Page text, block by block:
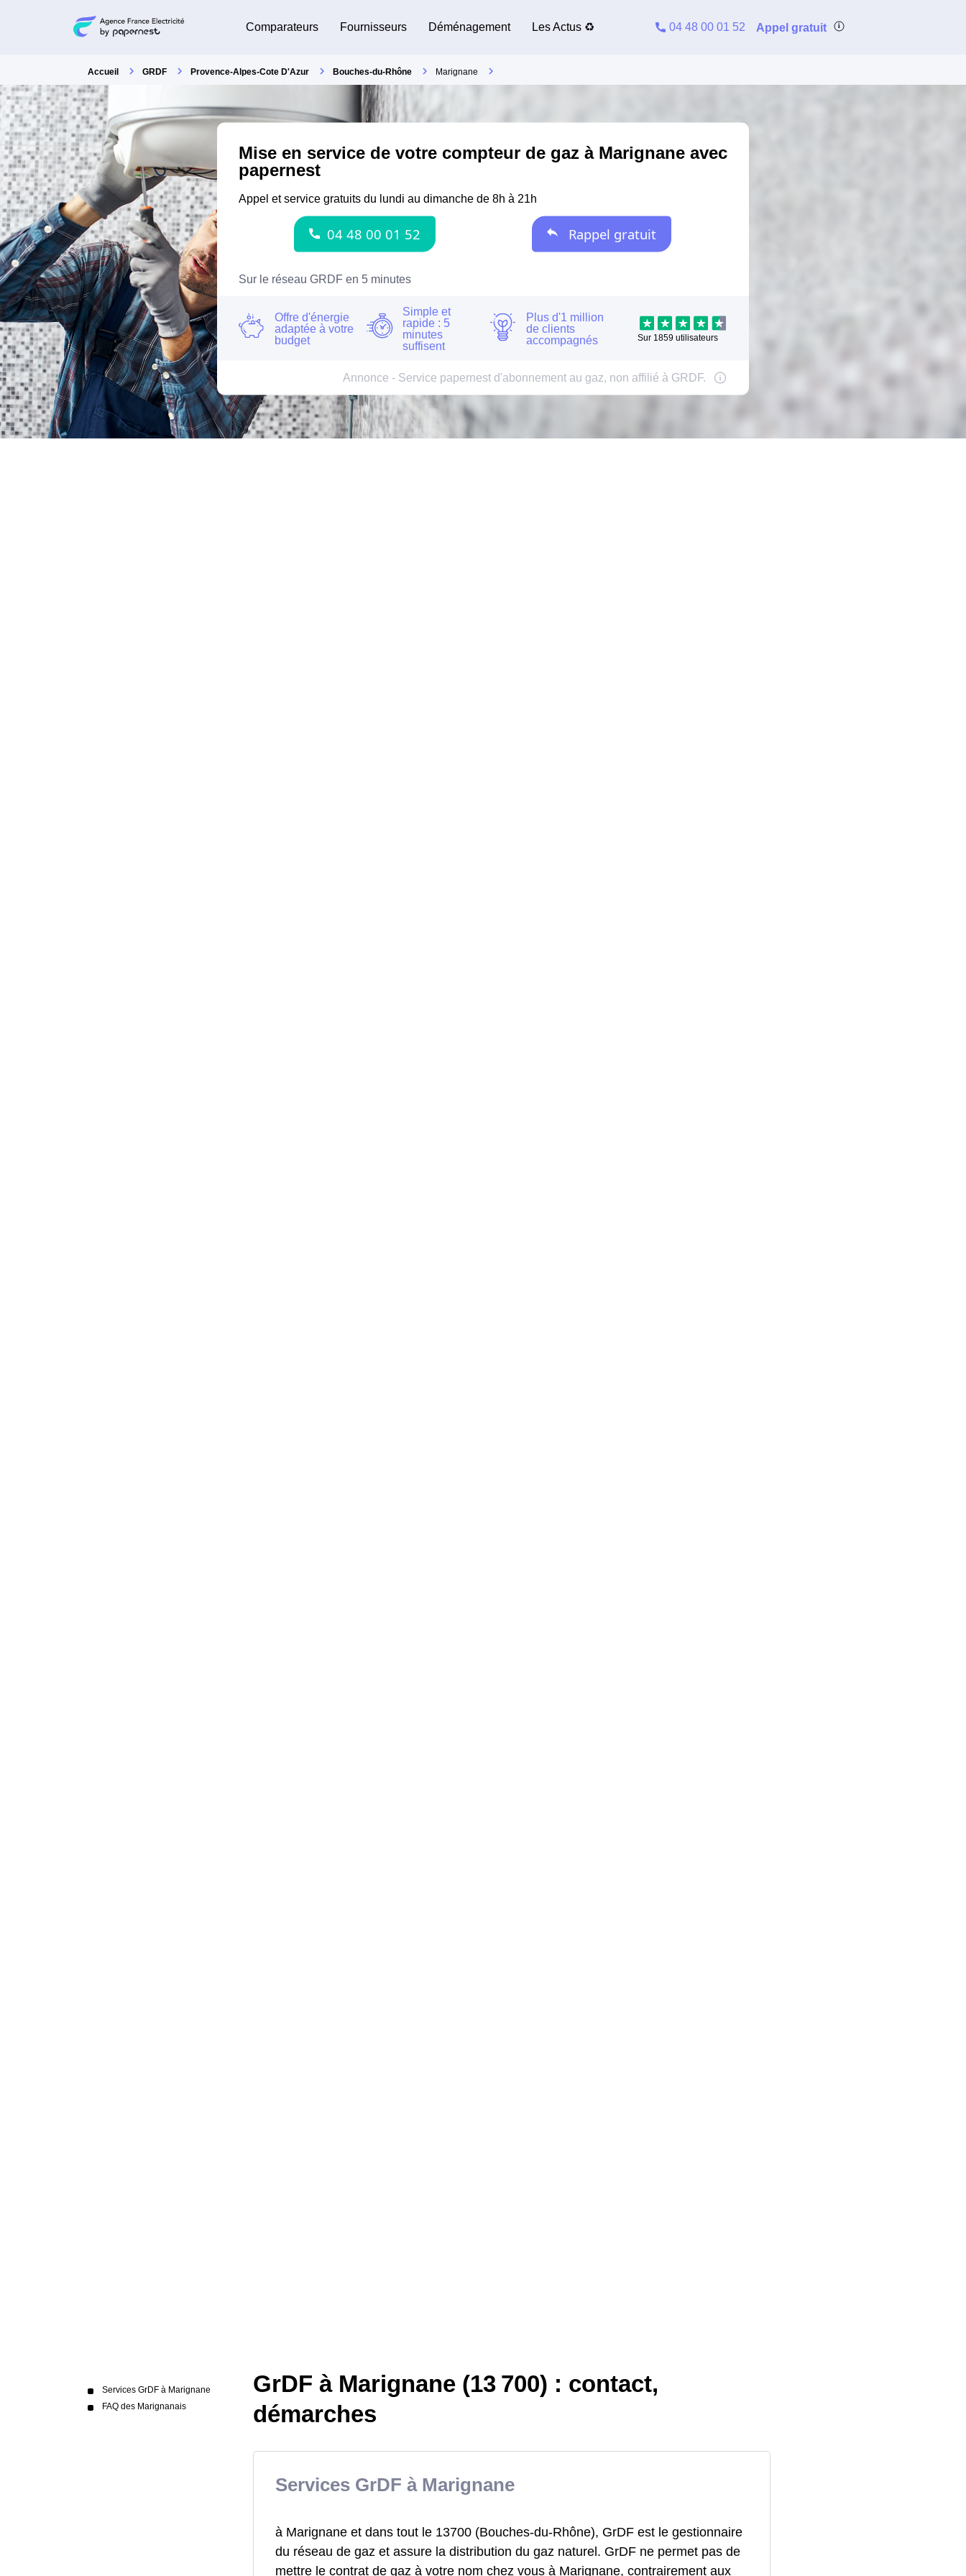
Comparateurs Fournisseurs Déménagement Les Actus ♻️ 04 48 00 01 52 Appel gratuit
Accueil GRDF Provence-Alpes-Cote D'Azur Bouches-du-Rhône Marignane
Services GrDF à Marignane
FAQ des Marignanais
GrDF à Marignane (13 700) : contact,
démarches
Services GrDF à Marignane
à Marignane et dans tout le 13700 (Bouches-du-Rhône), GrDF est le gestionnaire
du réseau de gaz et assure la distribution du gaz naturel. GrDF ne permet pas de
mettre le contrat de gaz à votre nom chez vous à Marignane, contrairement aux